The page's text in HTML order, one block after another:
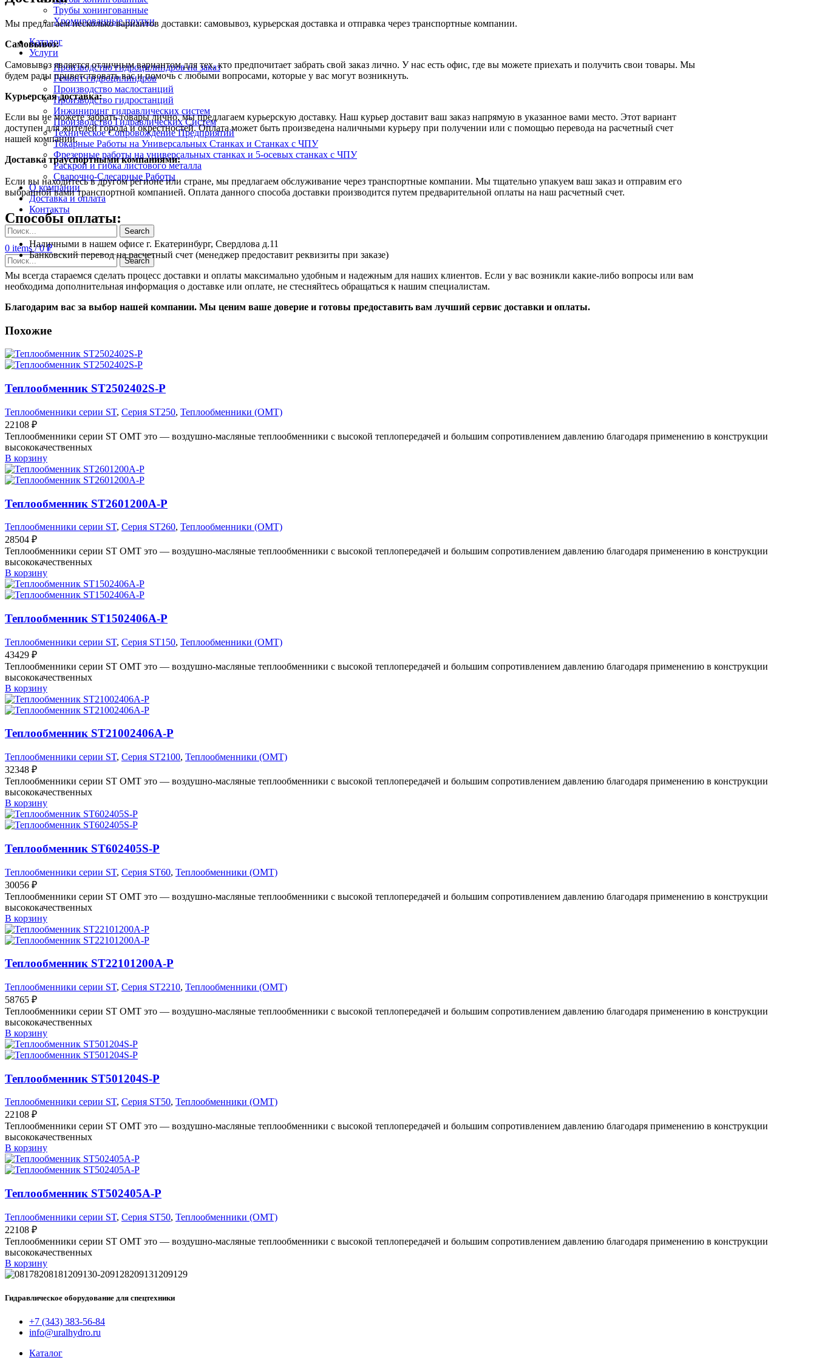
Трубы хонингованные
Хромированные прутки
Каталог
Услуги
Производство гидроцилиндров на заказ
Ремонт гидроцилиндров
Производство маслостанций
Производство гидростанций
Инжиниринг гидравлических систем
Производство Гидравлических Систем
Техническое Сопровождение Предприятий
Токарные Работы на Универсальных Станках и Станках с ЧПУ
Фрезерные работы на универсальных станках и 5-осевых станках с ЧПУ
Раскрой и гибка листового металла
Сварочно-Слесарные Работы
О компании
Доставка и оплата
Контакты
Search
0 items / 0₽
Search
Мы предлагаем несколько вариантов доставки: самовывоз, курьерская доставка и отправка через транспортные компании.
Самовывоз:
Самовывоз является отличным вариантом для тех, кто предпочитает забрать свой заказ лично. У нас есть офис, где вы можете приехать и получить свои товары. Мы
будем рады приветствовать вас и помочь с любыми вопросами, которые у вас могут возникнуть.
Курьерская доставка:
Если вы не можете забрать товары лично, мы предлагаем курьерскую доставку. Наш курьер доставит ваш заказ напрямую в указанное вами место. Этот вариант
доступен для жителей города и окрестностей. Оплата может быть произведена наличными курьеру при получении или с помощью перевода на расчетный счет
нашей компании.
Доставка траyспортными компаниями:
Если вы находитесь в другом регионе или стране, мы предлагаем обслуживание через транспортные компании. Мы тщательно упакуем ваш заказ и отправим его
выбранной вами транспортной компанией. Оплата данного способа доставки производится путем предварительной оплаты на наш расчетный счет.
Способы оплаты:
Наличными в нашем офисе г. Екатеринбург, Свердлова д.11
Банковский перевод на расчетный счет (менеджер предоставит реквизиты при заказе)
Мы всегда стараемся сделать процесс доставки и оплаты максимально удобным и надежным для наших клиентов. Если у вас возникли какие-либо вопросы или вам
необходима дополнительная информация о доставке или оплате, не стесняйтесь обращаться к нашим специалистам.
Благодарим вас за выбор нашей компании. Мы ценим ваше доверие и готовы предоставить вам лучший сервис доставки и оплаты.
Похожие
Теплообменник ST2502402S-P
Теплообменники серии ST, Серия ST250, Теплообменники (OMT)
22108 ₽
Теплообменники серии ST OMT это — воздушно-масляные теплообменники с высокой теплопередачей и большим сопротивлением давлению благодаря применению в конструкции
высококачественных
В корзину
Теплообменник ST2601200A-P
Теплообменники серии ST, Серия ST260, Теплообменники (OMT)
28504 ₽
Теплообменники серии ST OMT это — воздушно-масляные теплообменники с высокой теплопередачей и большим сопротивлением давлению благодаря применению в конструкции
высококачественных
В корзину
Теплообменник ST1502406A-P
Теплообменники серии ST, Серия ST150, Теплообменники (OMT)
43429 ₽
Теплообменники серии ST OMT это — воздушно-масляные теплообменники с высокой теплопередачей и большим сопротивлением давлению благодаря применению в конструкции
высококачественных
В корзину
Теплообменник ST21002406A-P
Теплообменники серии ST, Серия ST2100, Теплообменники (OMT)
32348 ₽
Теплообменники серии ST OMT это — воздушно-масляные теплообменники с высокой теплопередачей и большим сопротивлением давлению благодаря применению в конструкции
высококачественных
В корзину
Теплообменник ST602405S-P
Теплообменники серии ST, Серия ST60, Теплообменники (OMT)
30056 ₽
Теплообменники серии ST OMT это — воздушно-масляные теплообменники с высокой теплопередачей и большим сопротивлением давлению благодаря применению в конструкции
высококачественных
В корзину
Теплообменник ST22101200A-P
Теплообменники серии ST, Серия ST2210, Теплообменники (OMT)
58765 ₽
Теплообменники серии ST OMT это — воздушно-масляные теплообменники с высокой теплопередачей и большим сопротивлением давлению благодаря применению в конструкции
высококачественных
В корзину
Теплообменник ST501204S-P
Теплообменники серии ST, Серия ST50, Теплообменники (OMT)
22108 ₽
Теплообменники серии ST OMT это — воздушно-масляные теплообменники с высокой теплопередачей и большим сопротивлением давлению благодаря применению в конструкции
высококачественных
В корзину
Теплообменник ST502405A-P
Теплообменники серии ST, Серия ST50, Теплообменники (OMT)
22108 ₽
Теплообменники серии ST OMT это — воздушно-масляные теплообменники с высокой теплопередачей и большим сопротивлением давлению благодаря применению в конструкции
высококачественных
В корзину
Гидравлическое оборудование для спецтехники
+7 (343) 383-56-84
info@uralhydro.ru
Каталог